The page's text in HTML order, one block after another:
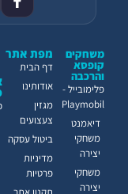
משחקים
קופסא
והרכבה
פלימובייל -
Playmobil
דיאמנט
משחקי
יצירה
משחקי
יצירה
מפת אתר
דף הבית
אודותינו
מגזין
צעצועים
ביטול עסקה
מדיניות
פרטיות